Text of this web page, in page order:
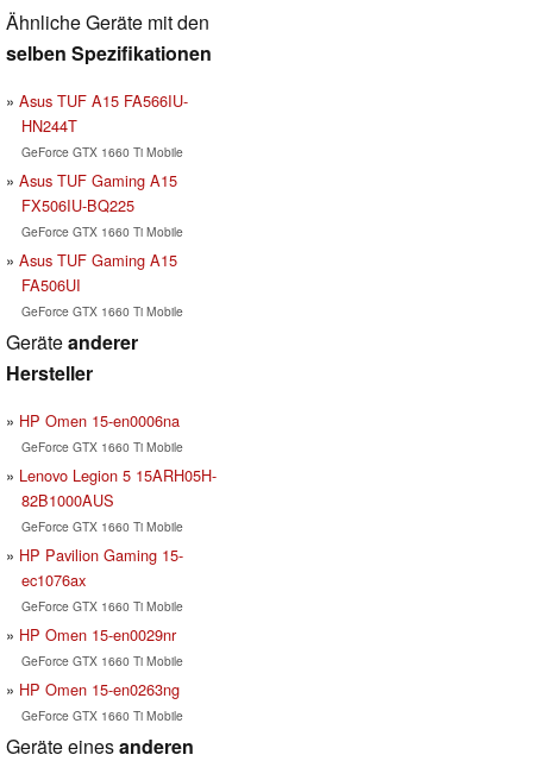
Ähnliche Geräte mit den
selben Spezifikationen
Asus TUF A15 FA566IU-
HN244T
GeForce GTX 1660 Ti Mobile
Asus TUF Gaming A15
FX506IU-BQ225
GeForce GTX 1660 Ti Mobile
Asus TUF Gaming A15
FA506UI
GeForce GTX 1660 Ti Mobile
Geräteanderer
Hersteller
HP Omen 15-en0006na
GeForce GTX 1660 Ti Mobile
Lenovo Legion 5 15ARH05H-
82B1000AUS
GeForce GTX 1660 Ti Mobile
HP Pavilion Gaming 15-
ec1076ax
GeForce GTX 1660 Ti Mobile
HP Omen 15-en0029nr
GeForce GTX 1660 Ti Mobile
HP Omen 15-en0263ng
GeForce GTX 1660 Ti Mobile
Geräte einesanderen